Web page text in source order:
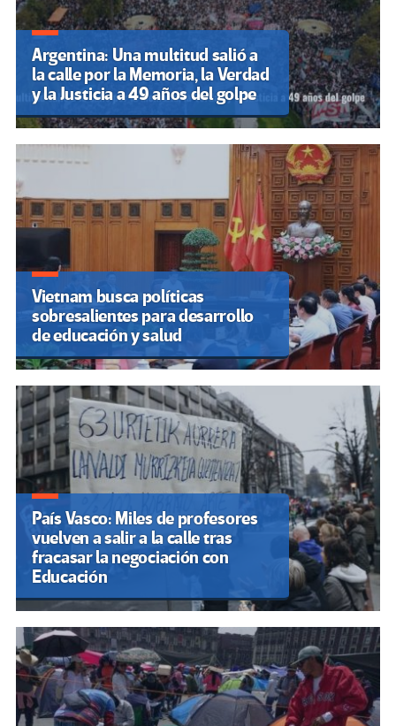
Argentina: Una multitud salió a
la calle por la Memoria, la Verdad
y la Justicia a 49 años del golpe
Vietnam busca políticas
sobresalientes para desarrollo
de educación y salud
País Vasco: Miles de profesores
vuelven a salir a la calle tras
fracasar la negociación con
Educación